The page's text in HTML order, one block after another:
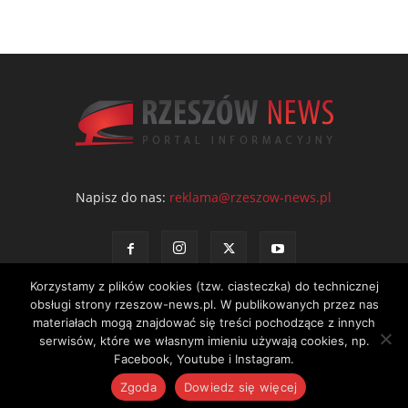
Napisz do nas: reklama@rzeszow-news.pl
Kontakt Polityka prywatności Regulamin portalu
© NEWS Sp. z o.o. - wydawca portalu Rzeszów News. Wszystkie prawa
zastrzeżone. Tel.: 601 97 55 30
Korzystamy z plików cookies (tzw. ciasteczka) do technicznej
obsługi strony rzeszow-news.pl. W publikowanych przez nas
materiałach mogą znajdować się treści pochodzące z innych
serwisów, które we własnym imieniu używają cookies, np.
Facebook, Youtube i Instagram.
Zgoda
Dowiedz się więcej